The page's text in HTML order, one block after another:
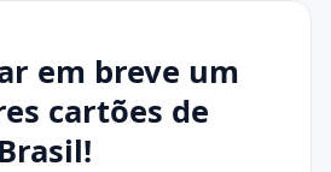
em breve um
cartões de